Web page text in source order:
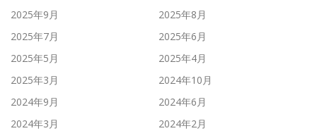
2025年9月
2025年8月
2025年7月
2025年6月
2025年5月
2025年4月
2025年3月
2024年10月
2024年9月
2024年6月
2024年3月
2024年2月